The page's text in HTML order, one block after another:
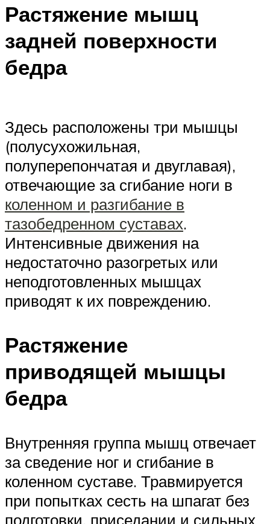
Растяжение мышц
задней поверхности
бедра
Здесь расположены три мышцы
(полусухожильная,
полуперепончатая и двуглавая),
отвечающие за сгибание ноги в
коленном и разгибание в
тазобедренном суставах.
Интенсивные движения на
недостаточно разогретых или
неподготовленных мышцах
приводят к их повреждению.
Растяжение
приводящей мышцы
бедра
Внутренняя группа мышц отвечает
за сведение ног и сгибание в
коленном суставе. Травмируется
при попытках сесть на шпагат без
подготовки, приседании и сильных